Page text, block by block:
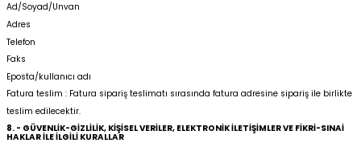
Ad/Soyad/Unvan
Adres
Telefon
Faks
Eposta/kullanıcı adı
Fatura teslim : Fatura sipariş teslimatı sırasında fatura adresine sipariş ile birlikte
teslim edilecektir.
8. - GÜVENLİK-GİZLİLİK, KİŞİSEL VERİLER, ELEKTRONİK İLETİŞİMLER VE FİKRİ-SINAİ
HAKLAR İLE İLGİLİ KURALLAR